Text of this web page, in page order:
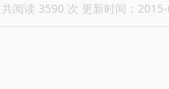
阅读 3590 次 更新时间：